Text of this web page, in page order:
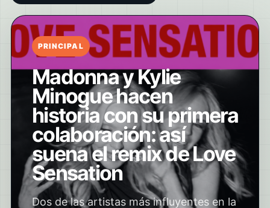
PRINCIPAL
Madonna y Kylie
Minogue hacen
historia con su primera
colaboración: así
suena el remix de Love
Sensation
Dos de las artistas más influyentes en la